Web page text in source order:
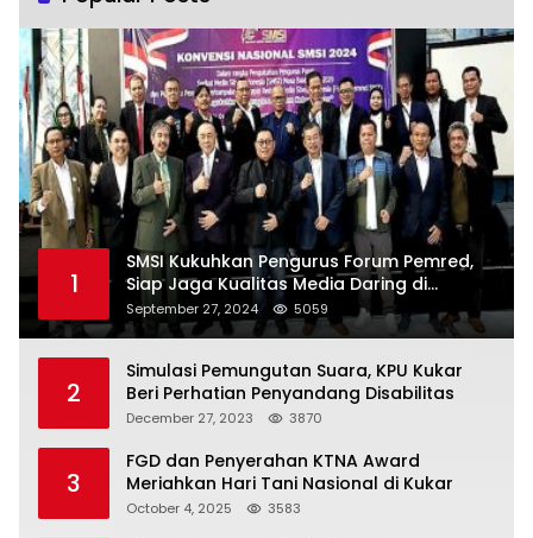
1
SMSI Kukuhkan Pengurus Forum Pemred,
Siap Jaga Kualitas Media Daring di
Indonesia
September 27, 2024 5059
2
Simulasi Pemungutan Suara, KPU Kukar
Beri Perhatian Penyandang Disabilitas
December 27, 2023 3870
3
FGD dan Penyerahan KTNA Award
Meriahkan Hari Tani Nasional di Kukar
October 4, 2025 3583